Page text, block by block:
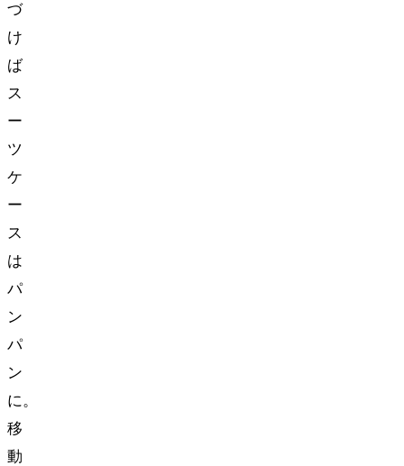
づ
け
ば
ス
ー
ツ
ケ
ー
ス
は
パ
ン
パ
ン
に…。
移
動